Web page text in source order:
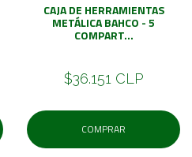
CAJA DE HERRAMIENTAS
METÁLICA BAHCO - 5
COMPART...
$36.151 CLP
COMPRAR